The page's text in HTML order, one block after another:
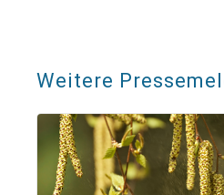
Weitere